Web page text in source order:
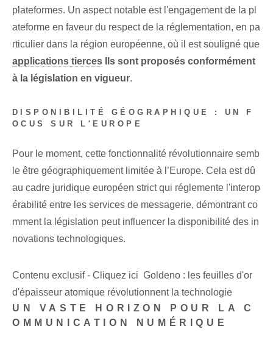
plateformes. Un aspect notable est l'engagement de la pl
ateforme en faveur du respect de la réglementation, en pa
rticulier dans la région européenne, où il est souligné que
applications tierces Ils sont proposés conformément
à la législation en vigueur.
DISPONIBILITÉ GÉOGRAPHIQUE : UN F
OCUS SUR L'EUROPE
Pour le moment, cette fonctionnalité révolutionnaire semb
le être géographiquement limitée à l’Europe. Cela est dû
au cadre juridique européen strict qui réglemente l'interop
érabilité entre les services de messagerie, démontrant co
mment la législation peut influencer la disponibilité des in
novations technologiques.
Contenu exclusif - Cliquez ici Goldeno : les feuilles d'or
d'épaisseur atomique révolutionnent la technologie
UN VASTE HORIZON POUR LA C
OMMUNICATION NUMÉRIQUE